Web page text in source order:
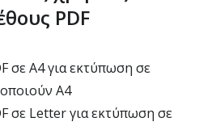
PDF
σε A4 για εκτύπωση σε
A4
σε Letter για εκτύπωση σε